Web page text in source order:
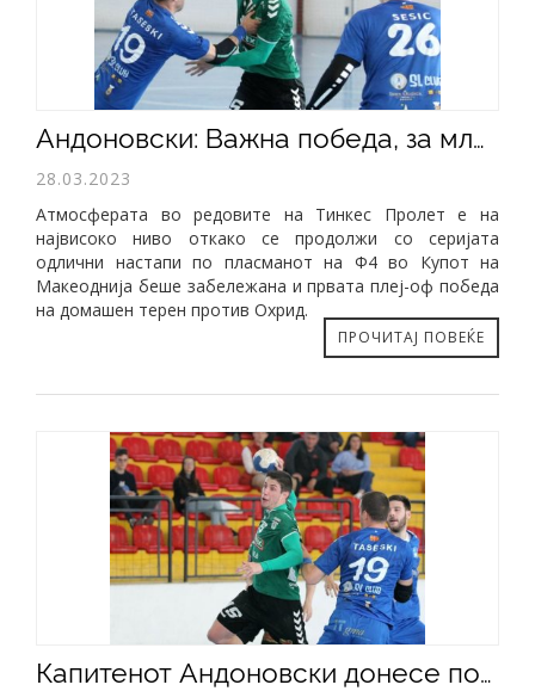
Андоновски: Важна победа, за младите да видат дека можат да играат против сите и да победуваат
28.03.2023
Атмосферата во редовите на Тинкес Пролет е на
највисоко ниво откако се продолжи со серијата
одлични настапи по пласманот на Ф4 во Купот на
Макеоднија беше забележана и првата плеј-оф победа
на домашен терен против Охрид.
ПРОЧИТАЈ ПОВЕЌЕ
Капитенот Андоновски донесе победа против Охрид (27-26)